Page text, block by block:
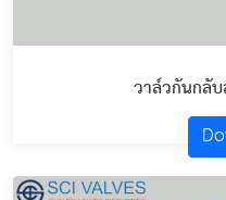
วาล์วกันกลั